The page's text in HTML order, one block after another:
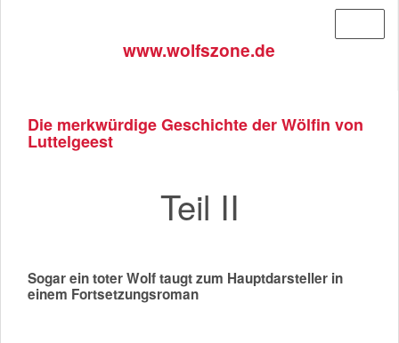
www.wolfszone.de
Die merkwürdige Geschichte der Wölfin von
Luttelgeest
Teil II
Sogar ein toter Wolf taugt zum Hauptdarsteller in
einem Fortsetzungsroman